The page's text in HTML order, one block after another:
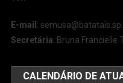
E-mail :
Secretária: Bruna Francielle
CALENDÁRIO DE